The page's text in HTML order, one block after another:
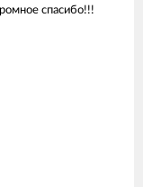
спасибо!!!